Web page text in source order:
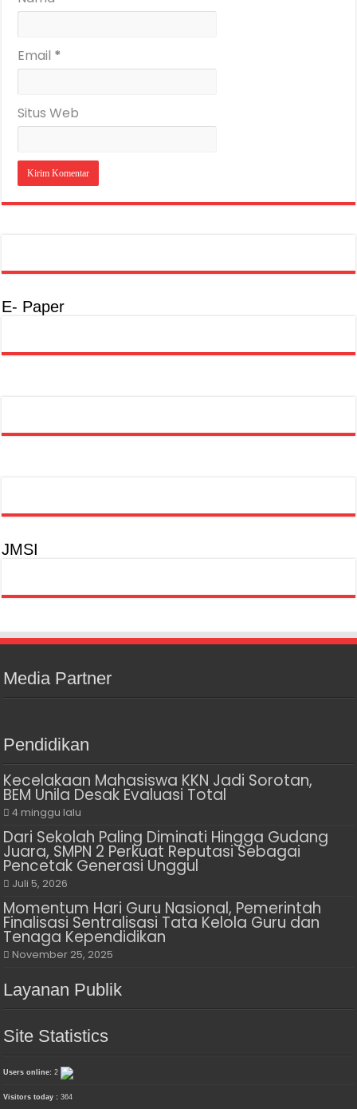
Email *
Situs Web
E- Paper
JMSI
Media Partner
Pendidikan
Kecelakaan Mahasiswa KKN Jadi Sorotan,
BEM Unila Desak Evaluasi Total
4 minggu lalu
Dari Sekolah Paling Diminati Hingga Gudang
Juara, SMPN 2 Perkuat Reputasi Sebagai
Pencetak Generasi Unggul
Juli 5, 2026
Momentum Hari Guru Nasional, Pemerintah
Finalisasi Sentralisasi Tata Kelola Guru dan
Tenaga Kependidikan
November 25, 2025
Layanan Publik
Site Statistics
Users online:2
Visitors today :364